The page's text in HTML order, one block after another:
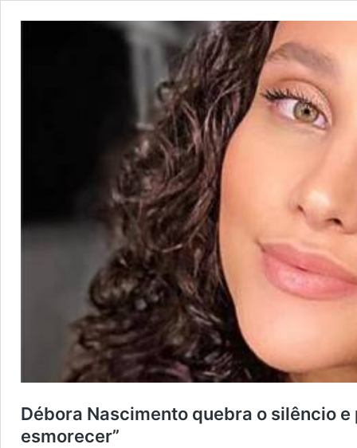
Débora Nascimento quebra o silêncio
esmorecer”